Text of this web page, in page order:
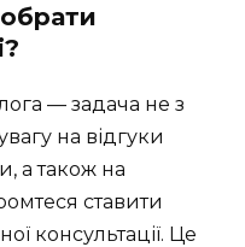
— задача не з
на відгуки
а також на
ставити
консультації. Це